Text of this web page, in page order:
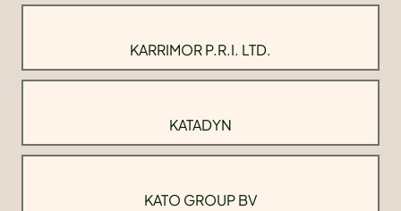
KARRIMOR P.R.I. LTD.
KATADYN
KATO GROUP BV